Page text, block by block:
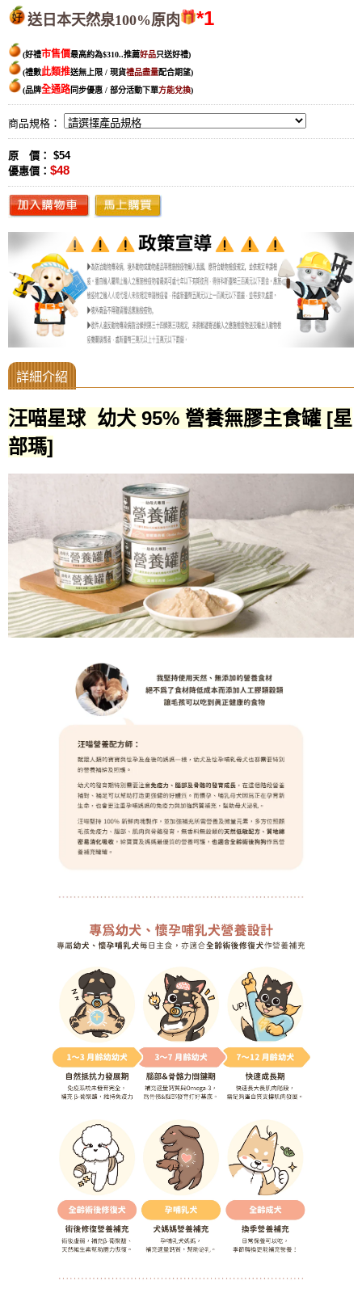
送日本天然泉100%原肉 *1
(好禮市售價最高約為$310..推薦好品只送好禮)
(禮數此類推送無上限 / 現貨禮品盡量配合期望)
(品牌全通路同步優惠 / 部分活動下單方能兌換)
商品規格：
原 價： $54
優惠價： $48
汪喵星球 幼犬 95% 營養無膠主食罐 [星
部瑪]